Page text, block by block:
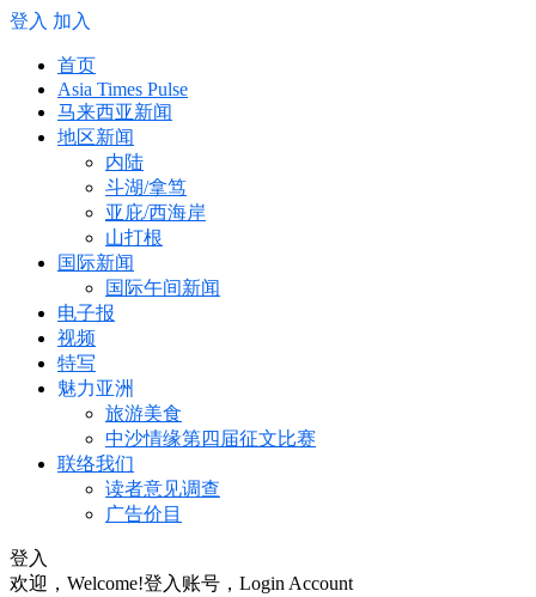
登入 加入
首页
Asia Times Pulse
马来西亚新闻
地区新闻
内陆
斗湖/拿笃
亚庇/西海岸
山打根
国际新闻
国际午间新闻
电子报
视频
特写
魅力亚洲
旅游美食
中沙情缘第四届征文比赛
联络我们
读者意见调查
广告价目
登入
欢迎，Welcome!登入账号，Login Account